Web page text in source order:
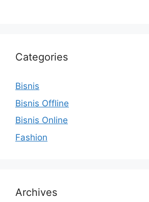
Categories
Bisnis
Bisnis Offline
Bisnis Online
Fashion
Archives